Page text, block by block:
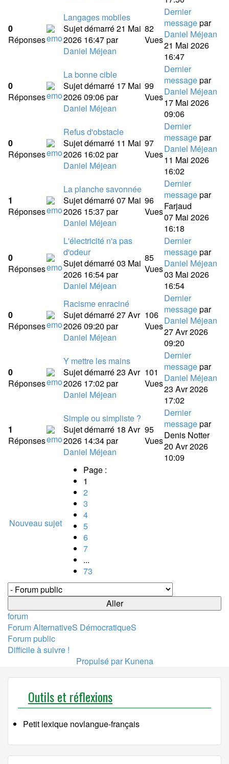
0
Réponses
Langages mobiles
Sujet démarré 21 Mai
2026 16:47par
Daniel Méjean
82
Vues
Dernier
messagepar
Daniel Méjean
21 Mai 2026
16:47
0
Réponses
La bonne cible
Sujet démarré 17 Mai
2026 09:06par
Daniel Méjean
99
Vues
Dernier
messagepar
Daniel Méjean
17 Mai 2026
09:06
0
Réponses
Refus d'obstacle
Sujet démarré 11 Mai
2026 16:02par
Daniel Méjean
97
Vues
Dernier
messagepar
Daniel Méjean
11 Mai 2026
16:02
1
Réponses
La planche savonnée
Sujet démarré 07 Mai
2026 15:37par
Daniel Méjean
96
Vues
Dernier
messagepar
Farjaud
07 Mai 2026
16:18
0
Réponses
L'électricité n'a pas
d'odeur
Sujet démarré 03 Mai
2026 16:54par
Daniel Méjean
85
Vues
Dernier
messagepar
Daniel Méjean
03 Mai 2026
16:54
0
Réponses
Racisme enraciné
Sujet démarré 27 Avr
2026 09:20 par
Daniel Méjean
106
Vues
Dernier
messagepar
Daniel Méjean
27 Avr 2026
09:20
0
Réponses
Y mettre les mains
Sujet démarré 23 Avr
2026 17:02par
Daniel Méjean
101
Vues
Dernier
messagepar
Daniel Méjean
23 Avr 2026
17:02
1
Réponses
Simple ou simpliste ?
Sujet démarré 18 Avr
2026 14:34par
Daniel Méjean
95
Vues
Dernier
messagepar
Denis Notter
20 Avr 2026
10:09
Nouveau sujet
Page :
1
2
3
4
5
6
7
...
73
forum
Forum AlternativeS DémocratiqueS
Forum public
Difficile à suivre !
Propulsé par Kunena
Outils et réflexions
Petit lexique novlangue-français